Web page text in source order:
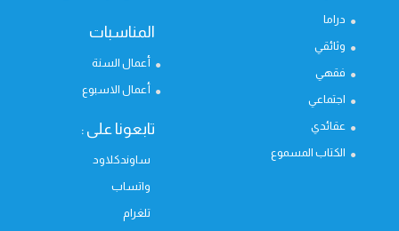
دراما
وثائقي
فقهي
اجتماعي
عقائدي
الكتاب المسموع
المناسبات
أعمال السنة
أعمال الاسبوع
تابعونا على :
ساوندكلاود
واتساب
تلغرام